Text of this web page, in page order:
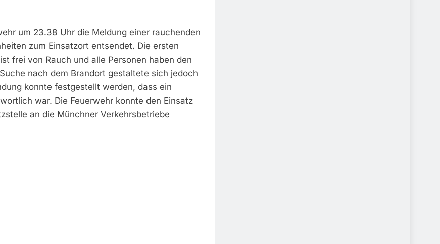
um 23.38 Uhr die Meldung einer rauchenden
zum Einsatzort entsendet. Die ersten
frei von Rauch und alle Personen haben den
nach dem Brandort gestaltete sich jedoch
konnte festgestellt werden, dass ein
war. Die Feuerwehr konnte den Einsatz
an die Münchner Verkehrsbetriebe